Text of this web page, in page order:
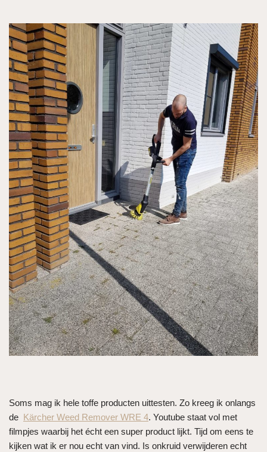
Soms mag ik hele toffe producten uittesten. Zo kreeg ik onlangs
de Kärcher Weed Remover WRE 4. Youtube staat vol met
filmpjes waarbij het écht een super product lijkt. Tijd om eens te
kijken wat ik er nou echt van vind. Is onkruid verwijderen echt